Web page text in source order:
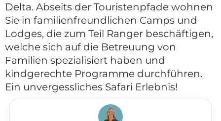
Delta. Abseits der Touristenpfade wohnen
Sie in familienfreundlichen Camps und
Lodges, die zum Teil Ranger beschäftigen,
welche sich auf die Betreuung von
Familien spezialisiert haben und
kindgerechte Programme durchführen.
Ein unvergessliches Safari Erlebnis!